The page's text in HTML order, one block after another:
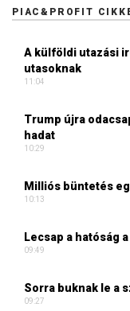
PIAC&PROFIT
A külföldi utazási
utasoknak
11:04
Trump újra
hadat
10:29
Milliós büntetés
10:13
Lecsap a hatóság
09:49
Sorra buknak le a
09:27